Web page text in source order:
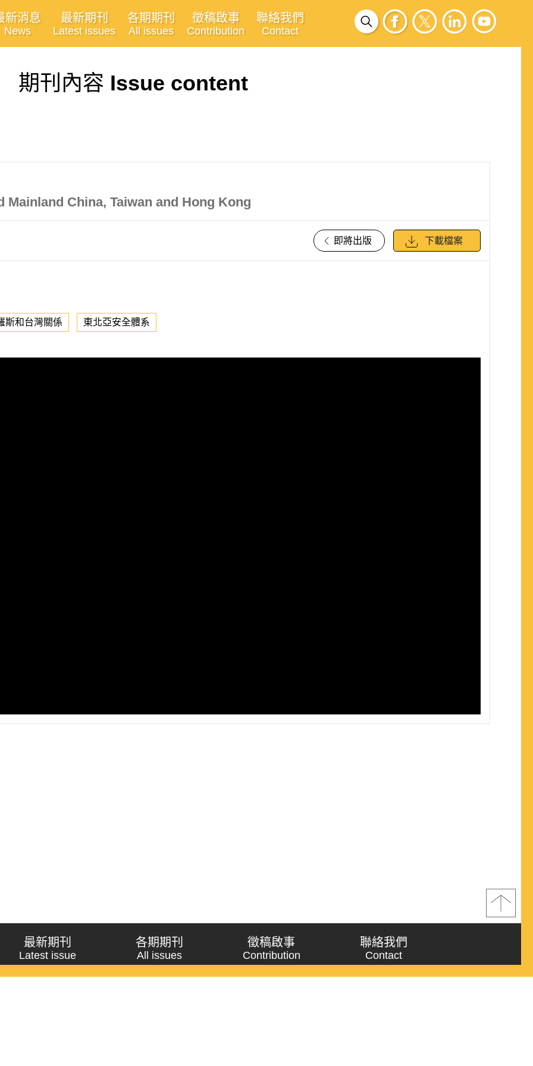
新消息
News
最新期刊
Latest issues
各期期刊
All issues
徵稿啟事
Contribution
聯絡我們
Contact
期刊內容 Issue content
China, Taiwan and Hong Kong
即將出版 下載檔案
斯和台灣關係 東北亞安全體系
最新期刊
Latest issue
各期期刊
All issues
徵稿啟事
Contribution
聯絡我們
Contact